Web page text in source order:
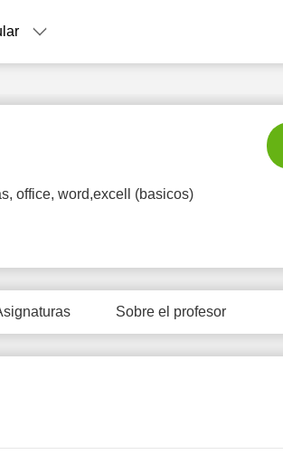
office, word,excell (basicos)
Sobre el profesor